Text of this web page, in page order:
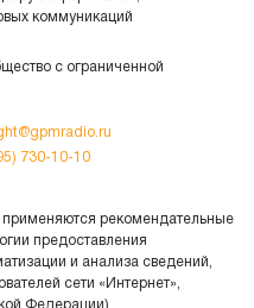
коммуникаций
с ограниченной
730-10-10
рекомендательные
предоставления
и анализа сведений,
сети «Интернет»,
Федерации)